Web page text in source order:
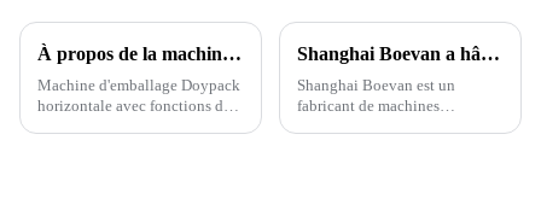
À propos de la machine d'emballage Boevan Spout Doypack
Machine d'emballage Doypack
horizontale avec fonctions de
Shanghai Boevan a hâte de vous rencontrer
Shanghai Boevan est un
fabricant de machines